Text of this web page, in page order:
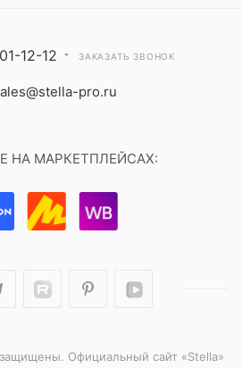
12-12 ЗАКАЗАТЬ ЗВОНОК
pro.ru
НА МАРКЕТПЛЕЙСАХ:
Официальный сайт «Stella»